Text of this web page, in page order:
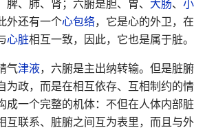
外还有一个心包络，它是心的外卫，在
心脏相互一致，因此，它也是属于脏。
气津液，六腑是主出纳转输。但是脏腑
为政，而是在相互依存、互相制约的情
成一个完整的机体：不但在人体内部脏
互联系、脏腑之间互为表里，而且与外